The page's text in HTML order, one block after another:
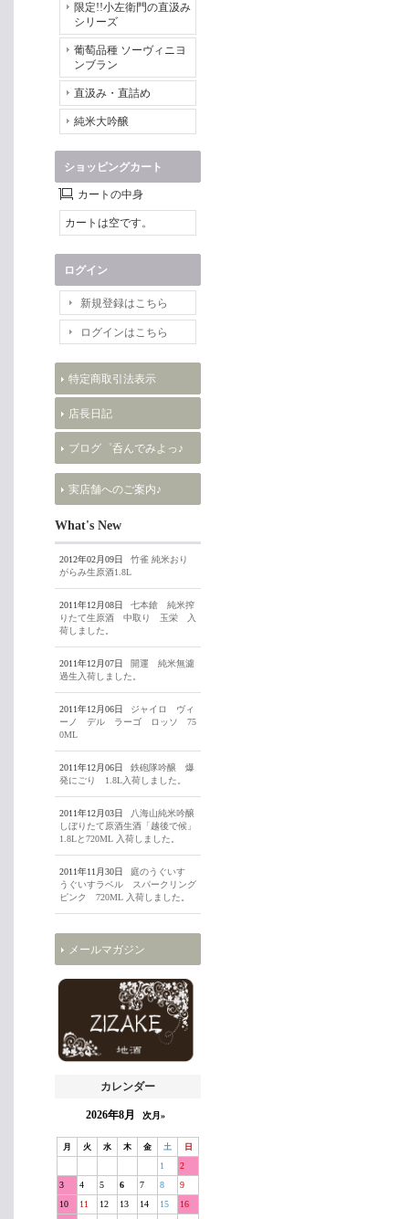
限定!!小左衛門の直汲み
シリーズ
葡萄品種 ソーヴィニヨ
ンブラン
直汲み・直詰め
純米大吟醸
ショッピングカート
カートの中身
カートは空です。
ログイン
新規登録はこちら
ログインはこちら
特定商取引法表示
店長日記
ブログ゜呑んでみよっ♪
実店舗へのご案内♪
What's New
2012年02月09日
竹雀 純米おり
がらみ生原酒1.8L
2011年12月08日
七本鎗 純米搾
りたて生原酒 中取り 玉栄 入
荷しました。
2011年12月07日
開運 純米無濾
過生入荷しました。
2011年12月06日
ジャイロ ヴィ
ーノ デル ラーゴ ロッソ 75
0ML
2011年12月06日
鉄砲隊吟醸 爆
発にごり 1.8L入荷しました。
2011年12月03日
八海山純米吟醸
しぼりたて原酒生酒「越後で候」
1.8Lと720ML 入荷しました。
2011年11月30日
庭のうぐいす
うぐいすラベル スパークリング
ピンク 720ML 入荷しました。
メールマガジン
カレンダー
2026年8月 次月»
月 火 水 木 金 土 日
1
2
3
4 5 6 7 8
9
10
11 12 13 14 15
16